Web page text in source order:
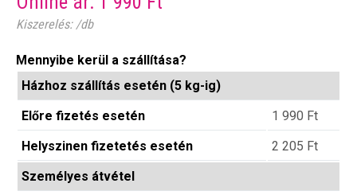
Kiszerelés: /db
Mennyibe kerül a szállítása?
Házhoz szállítás esetén (5 kg-ig)
Előre fizetés esetén
1 990 Ft
Helyszinen fizetetés esetén
2 205 Ft
Személyes átvétel